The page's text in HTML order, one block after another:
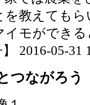
を教えても
イモができ
】 2016-05-31
つながろう